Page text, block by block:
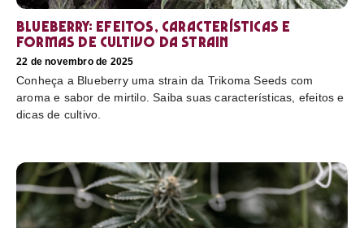
Blueberry: efeitos, características e
formas de cultivo da strain
22 de novembro de 2025
Conheça a Blueberry uma strain da Trikoma Seeds com
aroma e sabor de mirtilo. Saiba suas características, efeitos e
dicas de cultivo.